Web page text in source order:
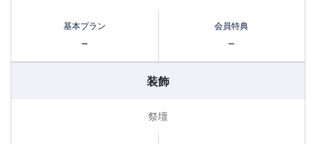
– –
装飾
祭壇